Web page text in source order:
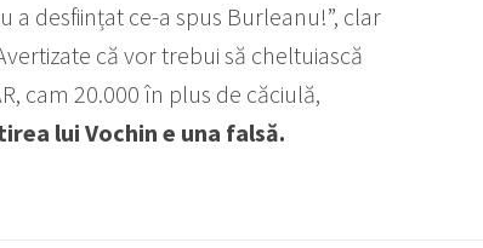
a desființat ce-a spus Burleanu!”, clar
că vor trebui să cheltuiască
cam 20.000 în plus de căciulă,
lui Vochin e una falsă.